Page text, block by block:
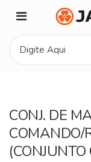
CONJ. DE
COMANDO/
(CONJUNTO